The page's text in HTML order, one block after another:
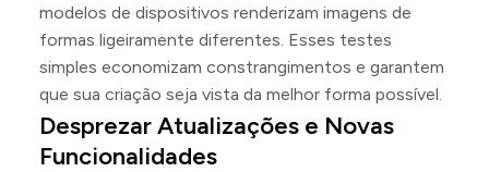
modelos de dispositivos renderizam imagens de
formas ligeiramente diferentes. Esses testes
simples economizam constrangimentos e garantem
que sua criação seja vista da melhor forma possível.
Desprezar Atualizações e Novas
Funcionalidades